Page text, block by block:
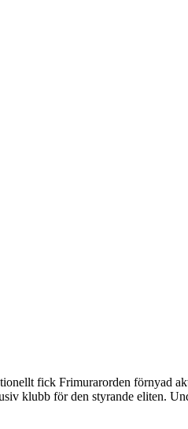
fick Frimurarorden förnyad
klubb för den styrande eliten.